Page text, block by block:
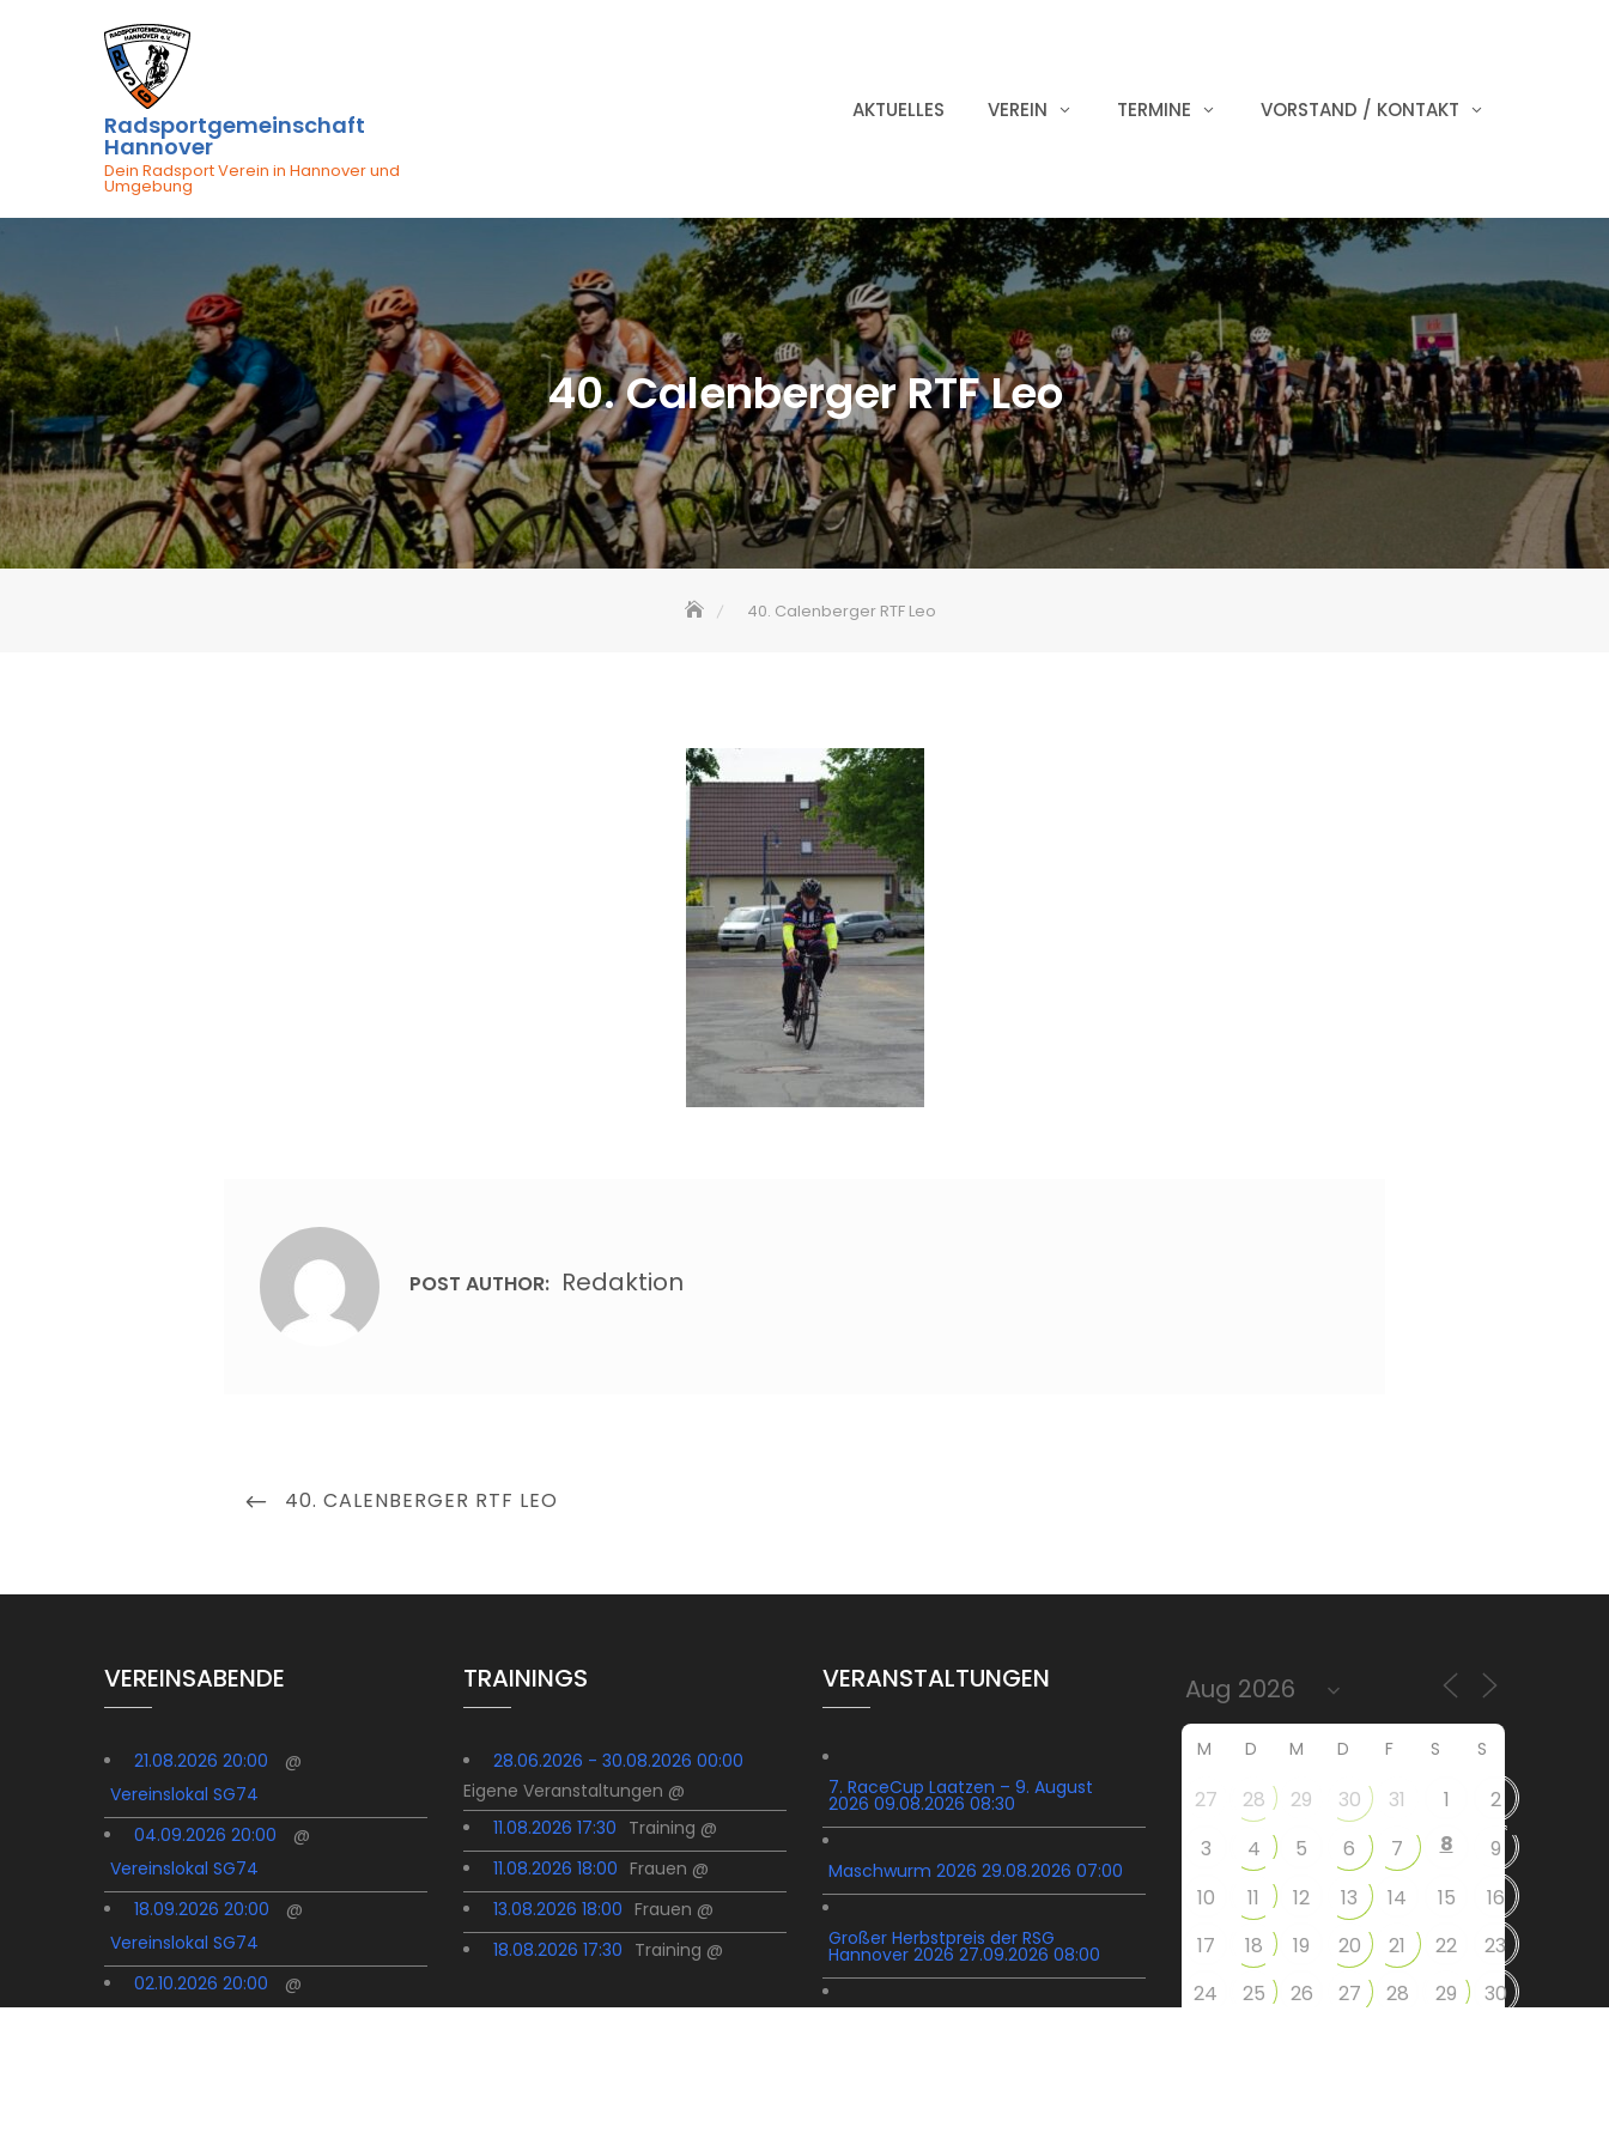
Radsportgemeinschaft
Hannover
Dein Radsport Verein in Hannover und
Umgebung
AKTUELLES VEREIN TERMINE VORSTAND / KONTAKT
40. Calenberger RTF Leo
40. Calenberger RTF Leo
POST AUTHOR: Redaktion
Beitragsnavigation
PREVIOUS
40. CALENBERGER RTF LEO
VEREINSABENDE
21.08.2026 20:00
@
Vereinslokal SG74
04.09.2026 20:00
@
Vereinslokal SG74
18.09.2026 20:00
@
Vereinslokal SG74
02.10.2026 20:00
@
TRAININGS
28.06.2026 - 30.08.2026 00:00
Eigene Veranstaltungen @
11.08.2026 17:30 Training @
11.08.2026 18:00 Frauen @
13.08.2026 18:00 Frauen @
18.08.2026 17:30 Training @
VERANSTALTUNGEN
7. RaceCup Laatzen – 9. August
2026 09.08.2026 08:30
Maschwurm 2026 29.08.2026 07:00
Großer Herbstpreis der RSG
Hannover 2026 27.09.2026 08:00
M D M D F S S
27 28 29 30 31 1
2
3
4 5 6 7 8
9
10
11 12 13 14 15
16
17
18 19 20 21 22
23
24
25 26 27 28 29
30